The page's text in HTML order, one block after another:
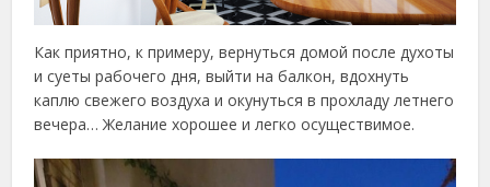
Как приятно, к примеру, вернуться домой после духоты
и суеты рабочего дня, выйти на балкон, вдохнуть
каплю свежего воздуха и окунуться в прохладу летнего
вечера… Желание хорошее и легко осуществимое.